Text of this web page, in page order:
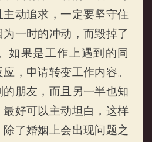
动追求，一定要坚守住
一时的冲动，而毁掉了
如果是工作上遇到的同
，申请转变工作内容。
朋友，而且另一半也知
好可以主动坦白，这样
了婚姻上会出现问题之